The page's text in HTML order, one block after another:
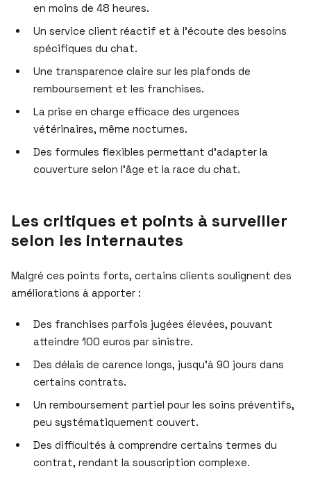
en moins de 48 heures.
Un service client réactif et à l’écoute des besoins
spécifiques du chat.
Une transparence claire sur les plafonds de
remboursement et les franchises.
La prise en charge efficace des urgences
vétérinaires, même nocturnes.
Des formules flexibles permettant d’adapter la
couverture selon l’âge et la race du chat.
Les critiques et points à surveiller
selon les internautes
Malgré ces points forts, certains clients soulignent des
améliorations à apporter :
Des franchises parfois jugées élevées, pouvant
atteindre 100 euros par sinistre.
Des délais de carence longs, jusqu’à 90 jours dans
certains contrats.
Un remboursement partiel pour les soins préventifs,
peu systématiquement couvert.
Des difficultés à comprendre certains termes du
contrat, rendant la souscription complexe.